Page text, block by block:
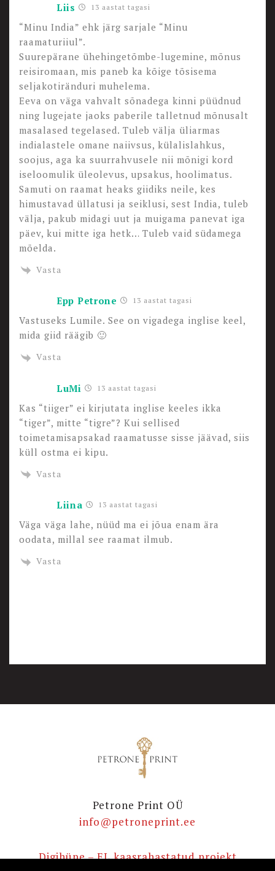
Liis 13 aastat tagasi
“Minu India” ehk järg sarjale “Minu
raamaturiiul”.
Suurepärane ühehingetõmbe-lugemine, mõnus
reisiromaan, mis paneb ka kõige tõsisema
seljakotiränduri muhelema.
Eeva on väga vahvalt sõnadega kinni püüdnud
ning lugejate jaoks paberile talletnud mõnusalt
masalased tegelased. Tuleb välja üliarmas
indialastele omane naiivsus, külalislahkus,
soojus, aga ka suurrahvusele nii mõnigi kord
iseloomulik üleolevus, upsakus, hoolimatus.
Samuti on raamat heaks giidiks neile, kes
himustavad üllatusi ja seiklusi, sest India, tuleb
välja, pakub midagi uut ja muigama panevat iga
päev, kui mitte iga hetk… Tuleb vaid südamega
mõelda.
Vasta
Epp Petrone 13 aastat tagasi
Vastuseks Lumile. See on vigadega inglise keel,
mida giid räägib 🙂
Vasta
LuMi 13 aastat tagasi
Kas “tiiger” ei kirjutata inglise keeles ikka
“tiger”, mitte “tigre”? Kui sellised
toimetamisapsakad raamatusse sisse jäävad, siis
küll ostma ei kipu.
Vasta
Liina 13 aastat tagasi
Väga väga lahe, nüüd ma ei jõua enam ära
oodata, millal see raamat ilmub.
Vasta
Petrone Print OÜ
info@petroneprint.ee
Digihüpe – EL kaasrahastatud projekt